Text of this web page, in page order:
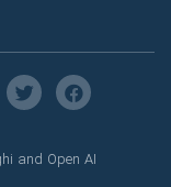
and Open AI